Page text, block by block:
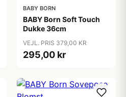
BABY BORN
BABY Born Soft Touch
Dukke 36cm
VEJL. PRIS 379,00 KR
295,00 kr